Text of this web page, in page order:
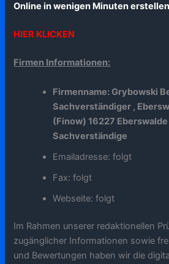
Online in wenigen Minuten erstellen
HIER KLICKEN
Firmen Informationen:
Firmenname: Grybowski
Sachverständiger ,
(Finow) 16227
Sachverständige
Emailadresse: folgt
Fax: folgt
Webseite: folgt
Im Rahmen unserer redaktionellen
zugänglicher Informationen sowie
und Bewertungen haben wir die